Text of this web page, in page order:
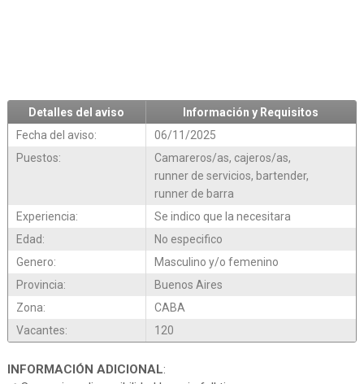
Detalles del aviso
Información y Requisitos
Fecha del aviso:
06/11/2025
Puestos:
Camareros/as, cajeros/as,
runner de servicios, bartender,
runner de barra
Experiencia:
Se indico que la necesitara
Edad:
No especifico
Genero:
Masculino y/o femenino
Provincia:
Buenos Aires
Zona:
CABA
Vacantes:
120
INFORMACIÓN ADICIONAL: